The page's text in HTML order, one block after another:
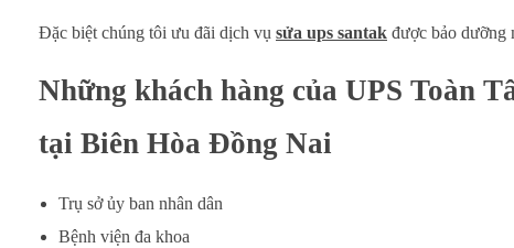
Đặc biệt chúng tôi ưu đãi dịch vụ sửa ups santak được bảo dưỡng
Những khách hàng của UPS Toàn
tại Biên Hòa Đồng Nai
Trụ sở ủy ban nhân dân
Bệnh viện đa khoa